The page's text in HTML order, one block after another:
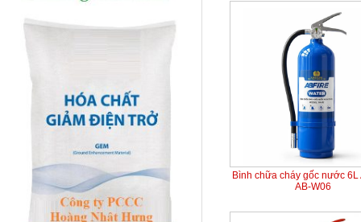
Bình chữa cháy gốc nước 6L
AB-W06